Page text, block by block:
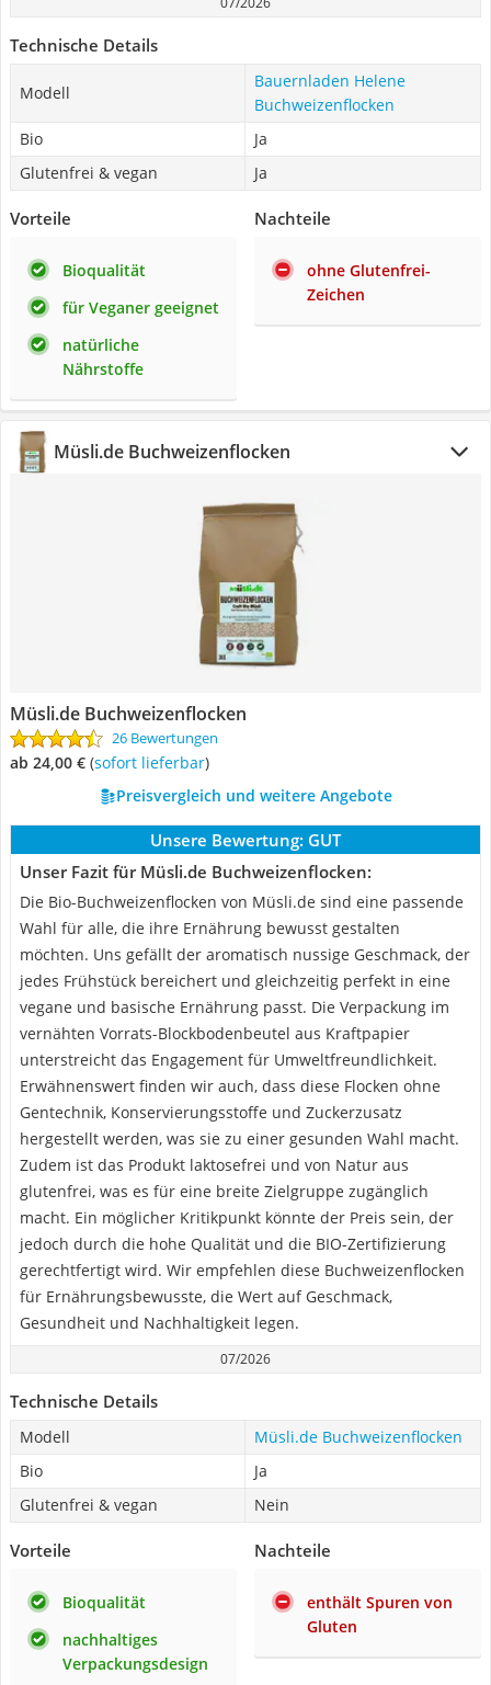
Technische Details
Modell
Bauernladen Helene
Buchweizenflocken
Bio
Ja
Glutenfrei & vegan
Ja
Vorteile
Bioqualität
für Veganer geeignet
natürliche
Nährstoffe
Nachteile
ohne Glutenfrei-
Zeichen
‎Müsli.de Buchweizenflocken
‎Müsli.de Buchweizenflocken
26 Bewertungen
ab 24,00 € ( Sofort lieferbar)
Preisvergleich und weitere Angebote
Unsere Bewertung: GUT
Unser Fazit für ‎Müsli.de Buchweizenflocken:
Die Bio-Buchweizenflocken von Müsli.de sind eine passende
Wahl für alle, die ihre Ernährung bewusst gestalten
möchten. Uns gefällt der aromatisch nussige Geschmack, der
jedes Frühstück bereichert und gleichzeitig perfekt in eine
vegane und basische Ernährung passt. Die Verpackung im
vernähten Vorrats-Blockbodenbeutel aus Kraftpapier
unterstreicht das Engagement für Umweltfreundlichkeit.
Erwähnenswert finden wir auch, dass diese Flocken ohne
Gentechnik, Konservierungsstoffe und Zuckerzusatz
hergestellt werden, was sie zu einer gesunden Wahl macht.
Zudem ist das Produkt laktosefrei und von Natur aus
glutenfrei, was es für eine breite Zielgruppe zugänglich
macht. Ein möglicher Kritikpunkt könnte der Preis sein, der
jedoch durch die hohe Qualität und die BIO-Zertifizierung
gerechtfertigt wird. Wir empfehlen diese Buchweizenflocken
für Ernährungsbewusste, die Wert auf Geschmack,
Gesundheit und Nachhaltigkeit legen.
07/2026
Technische Details
Modell
‎Müsli.de Buchweizenflocken
Bio
Ja
Glutenfrei & vegan
Nein
Vorteile
Bioqualität
nachhaltiges
Verpackungsdesign
Nachteile
enthält Spuren von
Gluten